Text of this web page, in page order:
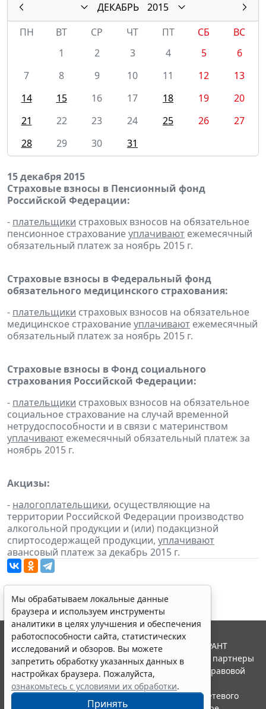
ДЕКАБРЬ
2015
ПН
ВТ СР ЧТ ПТ СБ
ВС
1
2 3 4 5
6
7
8 9 10 11 12
13
14
15 16 17 18 19
20
21
22 23 24 25 26
27
28
29 30 31
15 декабря 2015
Страховые взносы в Пенсионный фонд
Российской Федерации:
- плательщики страховых взносов на обязательное
пенсионное страхованиеуплачивают ежемесячный
обязательный платеж за ноябрь 2015 г.
Страховые взносы в Федеральный фонд
обязательного медицинского страхования:
- плательщики страховых взносов на обязательное
медицинское страхованиеуплачивают ежемесячный
обязательный платеж за ноябрь 2015 г.
Страховые взносы в Фонд социального
страхования Российской Федерации:
- плательщики страховых взносов на обязательное
социальное страхование на случай временной
нетрудоспособности и в связи с материнством
уплачивают ежемесячный обязательный платеж за
ноябрь 2015 г.
Акцизы:
- налогоплательщики, осуществляющие на
территории Российской Федерации производство
алкогольной продукции и (или) подакцизной
спиртосодержащей продукции, уплачивают
авансовый платеж за декабрь 2015 г.
Мы обрабатываем локальные данные
браузера и используем инструменты
аналитики в целях улучшения и обеспечения
работоспособности сайта, статистических
исследований и обзоров. Вы можете
запретить обработку указанных данных в
настройках браузера. Пожалуйста,
ознакомьтесь с условиями их обработки.
Принять
© ООО "НПП "ГАРАНТ-СЕРВИС", 2026. Система ГАРАНТ
выпускается с 1990 года. Компания "Гарант" и ее партнеры
являются участниками Российской ассоциации правовой
информации ГАРАНТ.
Портал ГАРАНТ.РУ зарегистрирован в качестве сетевого